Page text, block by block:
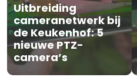
Uitbreiding
cameranetwerk bij
de Keukenhof: 5
nieuwe PTZ-
camera’s